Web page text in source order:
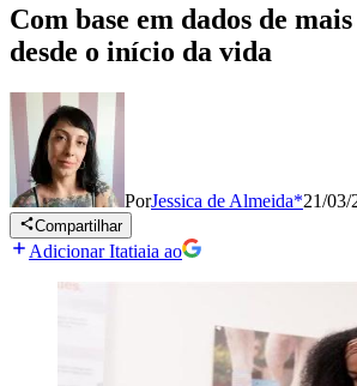
Com base em dados de
desde o início da vida
PorJessica de Almeida*21/03/
Compartilhar
Adicionar Itatiaia ao